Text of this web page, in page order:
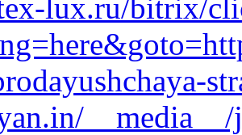
lux.ru/bitrix/